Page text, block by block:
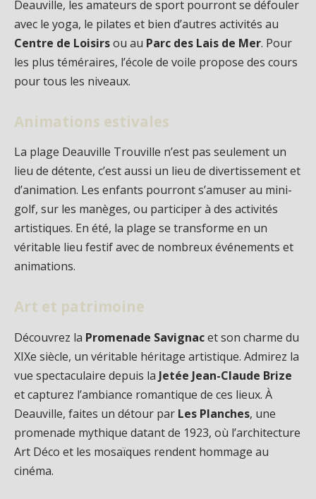
Deauville, les amateurs de sport pourront se défouler
avec le yoga, le pilates et bien d’autres activités au
Centre de Loisirsou au Parc des Lais de Mer. Pour
les plus téméraires, l’école de voile propose des cours
pour tous les niveaux.
Animations estivales
La plage Deauville Trouville n’est pas seulement un
lieu de détente, c’est aussi un lieu de divertissement et
d’animation. Les enfants pourront s’amuser au mini-
golf, sur les manèges, ou participer à des activités
artistiques. En été, la plage se transforme en un
véritable lieu festif avec de nombreux événements et
animations.
Art et patrimoine
Découvrez la Promenade Savignacet son charme du
XIXe siècle, un véritable héritage artistique. Admirez la
vue spectaculaire depuis la Jetée Jean-Claude Brize
et capturez l’ambiance romantique de ces lieux. À
Deauville, faites un détour par Les Planches, une
promenade mythique datant de 1923, où l’architecture
Art Déco et les mosaïques rendent hommage au
cinéma.